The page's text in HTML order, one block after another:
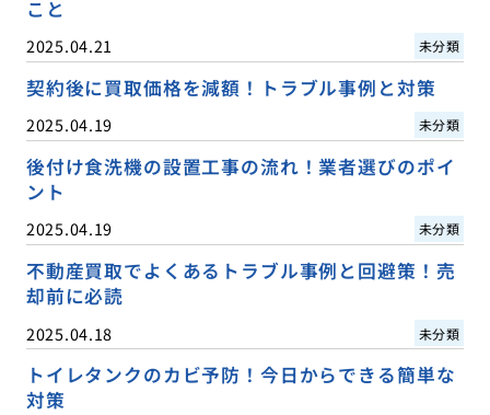
こと
2025.04.21 未分類
契約後に買取価格を減額！トラブル事例と対策
2025.04.19 未分類
後付け食洗機の設置工事の流れ！業者選びのポイ
ント
2025.04.19 未分類
不動産買取でよくあるトラブル事例と回避策！売
却前に必読
2025.04.18 未分類
トイレタンクのカビ予防！今日からできる簡単な
対策